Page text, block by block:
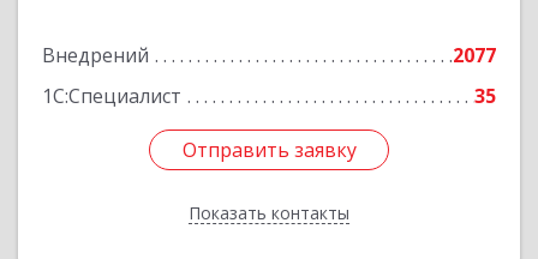
Внедрений
2077
1С:Специалист
35
Отправить заявку
Показать контакты
Отправить заявку
Назад